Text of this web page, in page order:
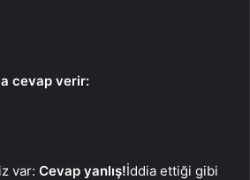
cevap verir:
var: Cevap yanlış!İddia ettiği gibi